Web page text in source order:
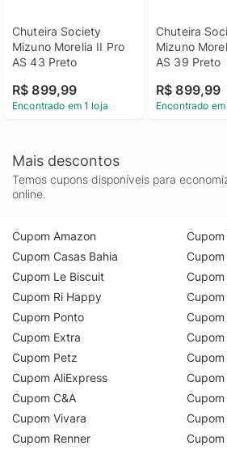
Chuteira Society
Mizuno Morelia II Pro
AS 43 Preto
R$ 899,99
Encontrado em 1 loja
Chuteira
Mizuno
AS 39 Preto
R$ 899,99
Encontrado
Mais descontos
Temos cupons disponíveis para
online.
Cupom Amazon
Cupom Casas Bahia
Cupom Le Biscuit
Cupom Ri Happy
Cupom Ponto
Cupom Extra
Cupom Petz
Cupom AliExpress
Cupom C&A
Cupom Vivara
Cupom Renner
Cupom